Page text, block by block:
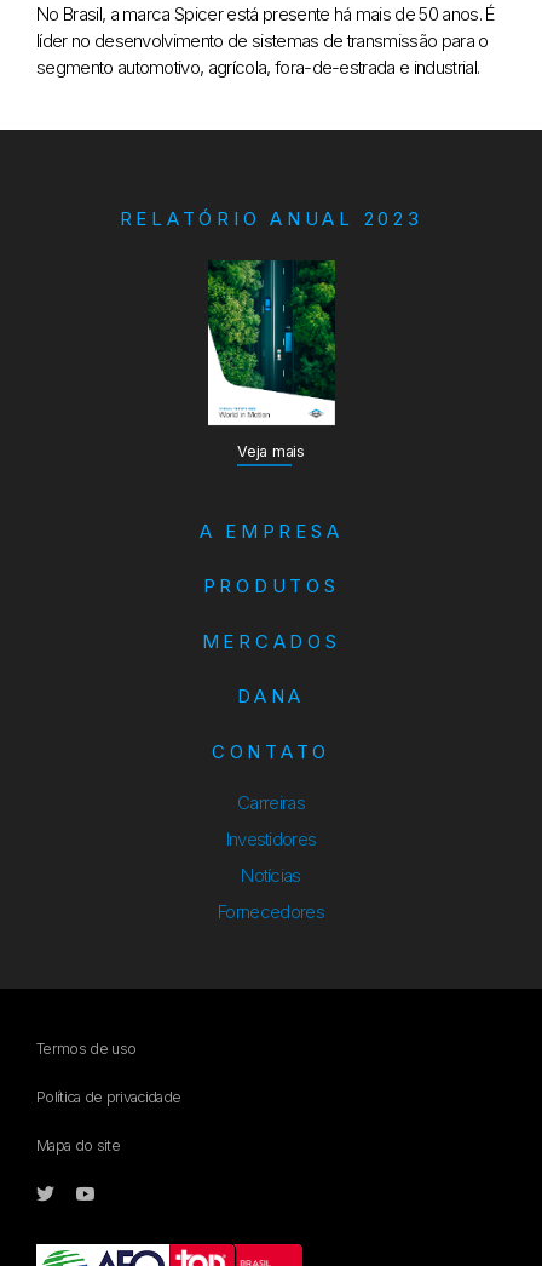
No Brasil, a marca Spicer está presente há mais de 50 anos. É
líder no desenvolvimento de sistemas de transmissão para o
segmento automotivo, agrícola, fora-de-estrada e industrial.
RELATÓRIO ANUAL 2023
Veja mais
A EMPRESA
PRODUTOS
MERCADOS
DANA
CONTATO
Carreiras
Investidores
Notícias
Fornecedores
Termos de uso
Política de privacidade
Mapa do site